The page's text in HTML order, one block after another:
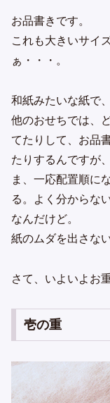
お品書きです。
これも大きいサイ
ぁ・・・。
和紙みたいな紙で
他のおせちでは、
てたりして、お品
たりするんですが
ま、一応配置順に
る。よく分からな
なんだけど。
紙のムダを出さな
さて、いよいよお
壱の重